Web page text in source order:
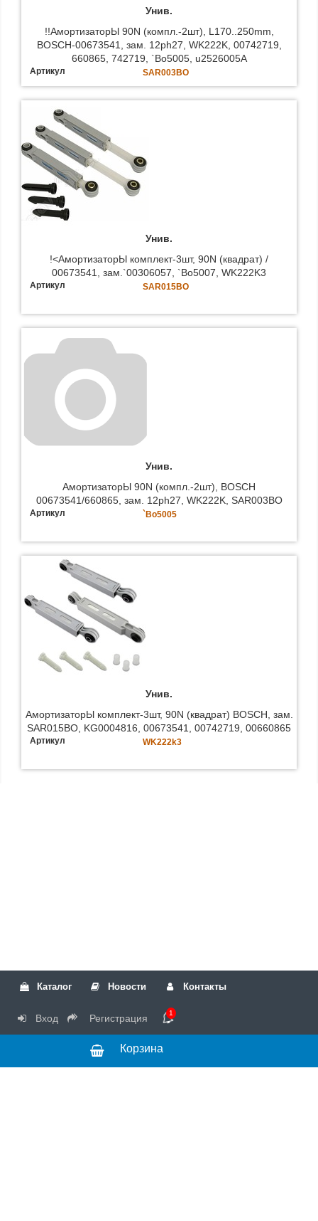
Унив.
!!АмортизаторЫ 90N (компл.-2шт), L170..250mm,
BOSCH-00673541, зам. 12ph27, WK222K, 00742719,
660865, 742719, `Bo5005, u2526005A
Артикул SAR003BO
Унив.
!<АмортизаторЫ комплект-3шт, 90N (квадрат) /
00673541, зам.`00306057, `Bo5007, WK222K3
Артикул SAR015BO
Унив.
АмортизаторЫ 90N (компл.-2шт), BOSCH
00673541/660865, зам. 12ph27, WK222K, SAR003BO
Артикул `Bo5005
Унив.
АмортизаторЫ комплект-3шт, 90N (квадрат) BOSCH, зам.
SAR015BO, KG0004816, 00673541, 00742719, 00660865
Артикул WK222k3
Каталог Новости Контакты
Вход Регистрация 1
Корзина